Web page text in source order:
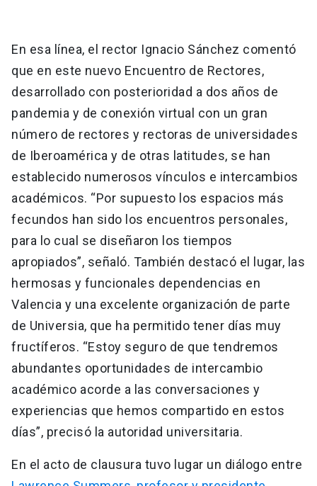
En esa línea, el rector Ignacio Sánchez comentó
que en este nuevo Encuentro de Rectores,
desarrollado con posterioridad a dos años de
pandemia y de conexión virtual con un gran
número de rectores y rectoras de universidades
de Iberoamérica y de otras latitudes, se han
establecido numerosos vínculos e intercambios
académicos. “Por supuesto los espacios más
fecundos han sido los encuentros personales,
para lo cual se diseñaron los tiempos
apropiados”, señaló. También destacó el lugar, las
hermosas y funcionales dependencias en
Valencia y una excelente organización de parte
de Universia, que ha permitido tener días muy
fructíferos. “Estoy seguro de que tendremos
abundantes oportunidades de intercambio
académico acorde a las conversaciones y
experiencias que hemos compartido en estos
días”, precisó la autoridad universitaria.
En el acto de clausura tuvo lugar un diálogo entre